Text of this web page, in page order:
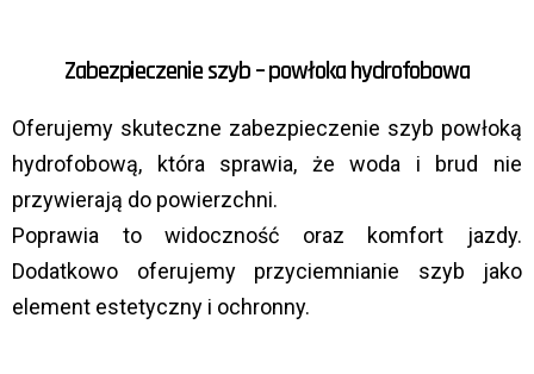
Zabezpieczenie szyb – powłoka hydrofobowa
Oferujemy skuteczne zabezpieczenie szyb powłoką
hydrofobową, która sprawia, że woda i brud nie
przywierają do powierzchni.
Poprawia to widoczność oraz komfort jazdy.
Dodatkowo oferujemy przyciemnianie szyb jako
element estetyczny i ochronny.